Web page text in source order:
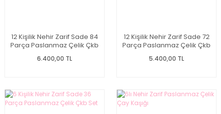
12 Kişilik Nehir Zarif Sade 84
Parça Paslanmaz Çelik Çkb
6.400,00 TL
12 Kişilik Nehir Zarif Sade 72
Parça Paslanmaz Çelik Çkb
5.400,00 TL